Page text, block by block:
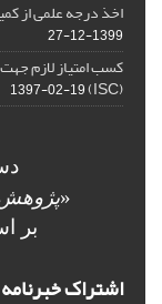
اخذ درجه علمی از
1399-12-27
کسب امتیاز لازم
(ISC)
1397-02-19
«
بر
اشتراک خبرنامه